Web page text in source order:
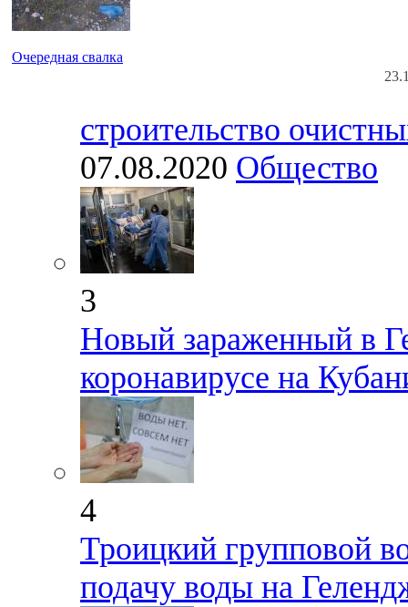
Очередная свалка
строительство
07.08.2020 Общество
3
Новый зараженный в
коронавирусе на
4
Троицкий групповой
подачу воды на